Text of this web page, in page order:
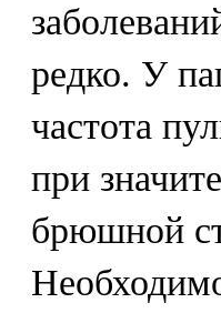
редко. У
частота
при
брюшной